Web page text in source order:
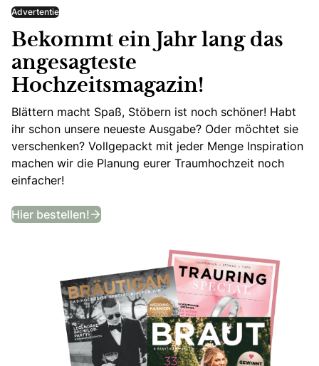
Advertentie
Bekommt ein Jahr lang das
angesagteste
Hochzeitsmagazin!
Blättern macht Spaß, Stöbern ist noch schöner! Habt
ihr schon unsere neueste Ausgabe? Oder möchtet sie
verschenken? Vollgepackt mit jeder Menge Inspiration
machen wir die Planung eurer Traumhochzeit noch
einfacher!
Hier bestellen! Bekommt ein Jahr lang das